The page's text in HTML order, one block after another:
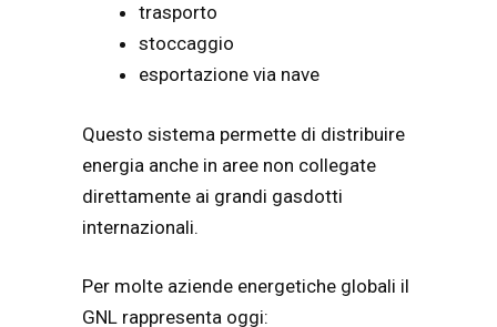
trasporto
stoccaggio
esportazione via nave
Questo sistema permette di distribuire
energia anche in aree non collegate
direttamente ai grandi gasdotti
internazionali.
Per molte aziende energetiche globali il
GNL rappresenta oggi: